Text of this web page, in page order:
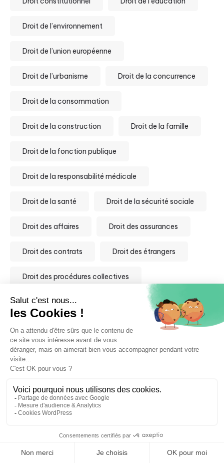
Droit de l’environnement
Droit de l’union européenne
Droit de l’urbanisme Droit de la concurrence
Droit de la consommation
Droit de la construction Droit de la famille
Droit de la fonction publique
Droit de la responsabilité médicale
Droit de la santé Droit de la sécurité sociale
Droit des affaires Droit des assurances
Droit des contrats Droit des étrangers
Droit des procédures collectives
Droit des sociétés Droit des successions
Droit douanier
Droit du commerce international
Droit du sport Droit du travail
Droit international privé